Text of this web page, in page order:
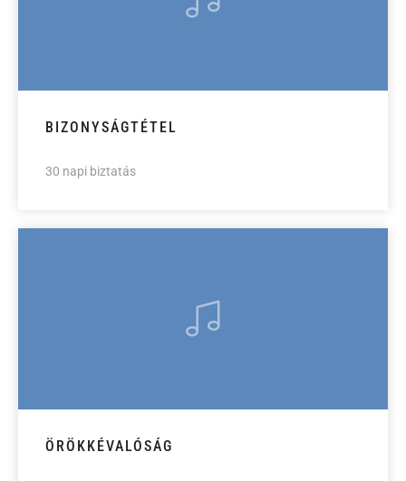
BIZONYSÁGTÉTEL
30 napi biztatás
ÖRÖKKÉVALÓSÁG